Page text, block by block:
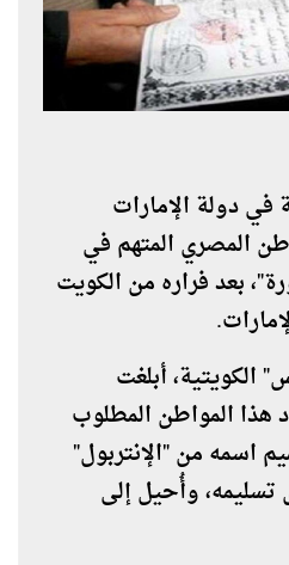
في دولة الإمارات
المصري المتهم في
بعد فراره من الكويت
أبلغت
هذا المواطن المطلوب
اسمه من "الإنتربول"
وأُحيل إلى